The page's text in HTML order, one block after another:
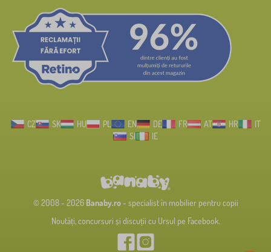
CZ SK HU PL EN DE FR AT HR
IT
SI
IE
© 2008 - 2026 Banaby.ro- specialist în mobilier pentru copii
Noutăți, concursuri și discuții cu Ursul pe Facebook.